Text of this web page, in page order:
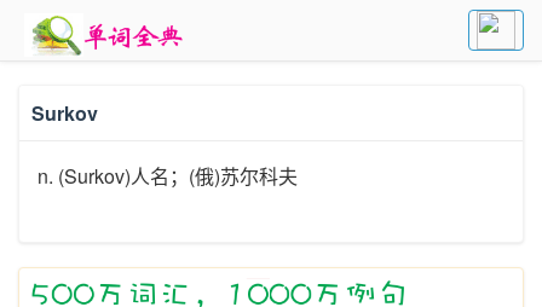
Surkov
n. (Surkov)人名；(俄)苏尔科夫